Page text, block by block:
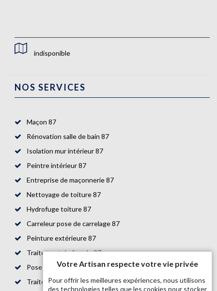
indisponible
NOS SERVICES
Maçon 87
Rénovation salle de bain 87
Isolation mur intérieur 87
Peintre intérieur 87
Entreprise de maçonnerie 87
Nettoyage de toiture 87
Hydrofuge toiture 87
Carreleur pose de carrelage 87
Peinture extérieure 87
Traitement de façade 87
Pose de parquet 87
Traitement de toiture 87
Votre Artisan respecte votre vie privée
Pour offrir les meilleures expériences, nous utilisons
des technologies telles que les cookies pour stocker